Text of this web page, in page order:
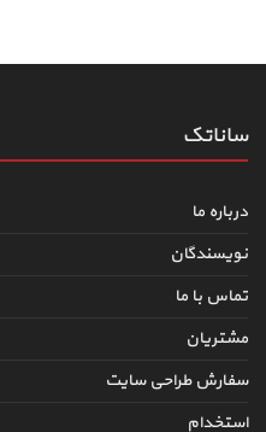
ساناتک
درباره ما
نویسندگان
تماس با ما
مشتریان
سفارش طراحی سایت
استخدام